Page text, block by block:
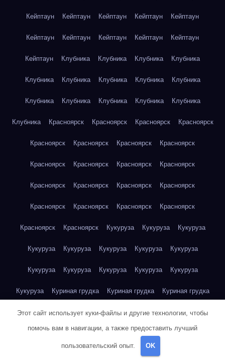
Кейптаун Кейптаун Кейптаун Кейптаун Кейптаун
Кейптаун Кейптаун Кейптаун Кейптаун Кейптаун
Кейптаун Клубника Клубника Клубника Клубника
Клубника Клубника Клубника Клубника Клубника
Клубника Клубника Клубника Клубника Клубника
Клубника Красноярск Красноярск Красноярск Красноярск
Красноярск Красноярск Красноярск Красноярск
Красноярск Красноярск Красноярск Красноярск
Красноярск Красноярск Красноярск Красноярск
Красноярск Красноярск Красноярск Красноярск
Красноярск Красноярск Кукуруза Кукуруза Кукуруза
Кукуруза Кукуруза Кукуруза Кукуруза Кукуруза
Кукуруза Кукуруза Кукуруза Кукуруза Кукуруза
Кукуруза Куриная грудка Куриная грудка Куриная грудка
Куриная грудка Куриная грудка Куриная грудка
Куриная грудка Куриная грудка
Куриная грудка
Этот сайт использует куки-файлы и другие технологии, чтобы
помочь вам в навигации, а также предоставить лучший
пользовательский опыт. OK